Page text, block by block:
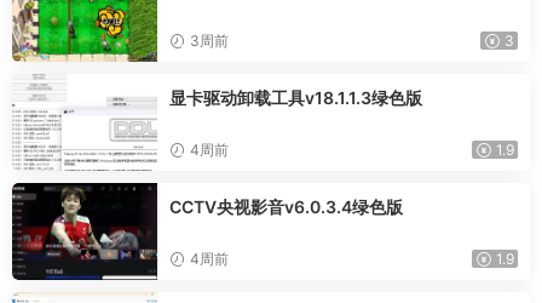
3周前 3
显卡驱动卸载工具v18.1.1.3绿色版
4周前 1.9
CCTV央视影音v6.0.3.4绿色版
4周前 1.9